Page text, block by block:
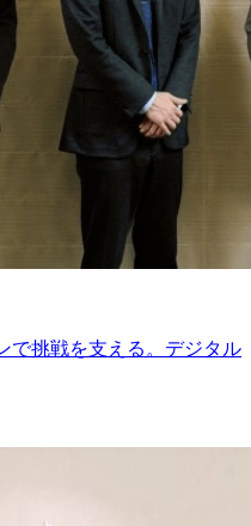
で挑戦を支える。デジタル